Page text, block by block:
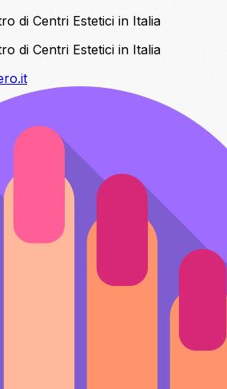
di Centri Estetici in Italia
di Centri Estetici in Italia